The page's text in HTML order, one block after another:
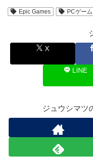
Epic Games PCゲーム
X
LINE
ジュウシマツ